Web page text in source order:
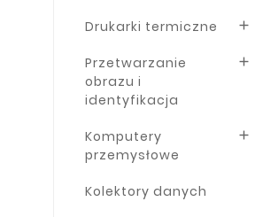
Drukarki termiczne 
Przetwarzanie
obrazu i
identyfikacja

Komputery
przemysłowe

Kolektory danych